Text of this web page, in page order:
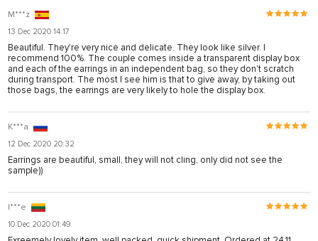
M***z
13 Dec 2020 14:17
Beautiful. They're very nice and delicate. They look like silver. I
recommend 100%. The couple comes inside a transparent display box
and each of the earrings in an independent bag, so they don't scratch
during transport. The most I see him is that to give away, by taking out
those bags, the earrings are very likely to hole the display box.
K***a
12 Dec 2020 20:32
Earrings are beautiful, small, they will not cling, only did not see the
sample))
I***e
10 Dec 2020 01:49